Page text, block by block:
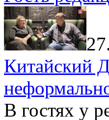
Китайский
В гостях у